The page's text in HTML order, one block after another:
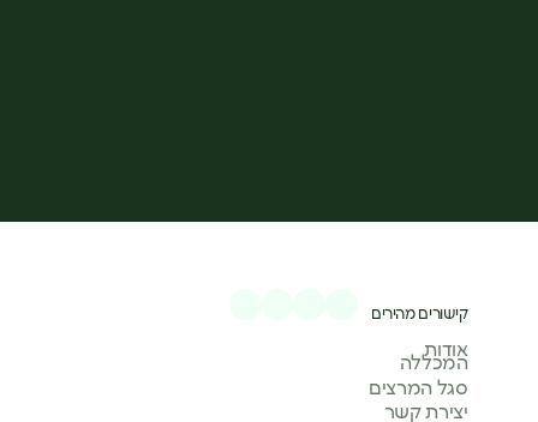
קישורים מהירים
אודות
המכללה
סגל המרצים
יצירת קשר